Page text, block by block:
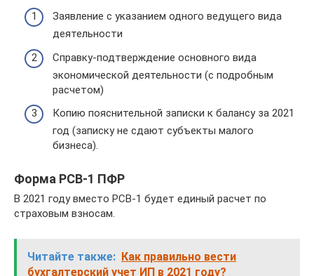
Заявление с указанием одного ведущего вида
деятельности
Справку-подтверждение основного вида
экономической деятельности (с подробным
расчетом)
Копию пояснительной записки к балансу за 2021
год (записку не сдают субъекты малого
бизнеса).
Форма РСВ-1 ПФР
В 2021 году вместо РСВ-1 будет единый расчет по
страховым взносам.
Читайте также: Как правильно вести
бухгалтерский учет ИП в 2021 году?